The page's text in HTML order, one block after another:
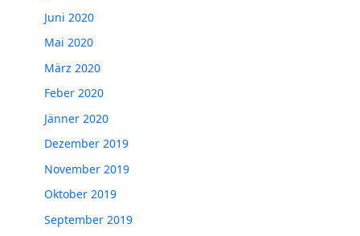
Juni 2020
Mai 2020
März 2020
Feber 2020
Jänner 2020
Dezember 2019
November 2019
Oktober 2019
September 2019